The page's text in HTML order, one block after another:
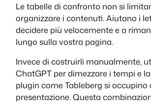
Le tabelle di confronto non si
organizzare i contenuti. Aiutano i
decidere più velocemente e a
lungo sulla vostra pagina.
Invece di costruirli manualmente,
ChatGPT per dimezzare i tempi e
plugin come Tableberg si occupino
presentazione. Questa